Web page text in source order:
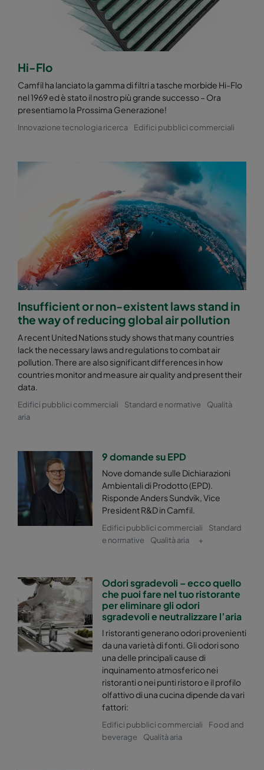
Hi-Flo
Camfil ha lanciato la gamma di filtri a tasche morbide Hi-Flo
nel 1969 ed è stato il nostro più grande successo – Ora
presentiamo la Prossima Generazione!
Innovazione tecnologia ricerca Edifici pubblici commerciali
Insufficient or non-existent laws stand in
the way of reducing global air pollution
A recent United Nations study shows that many countries
lack the necessary laws and regulations to combat air
pollution. There are also significant differences in how
countries monitor and measure air quality and present their
data.
Edifici pubblici commerciali Standard e normative
Qualità
aria
9 domande su EPD
Nove domande sulle Dichiarazioni
Ambientali di Prodotto (EPD).
Risponde Anders Sundvik, Vice
President R&D in Camfil.
Edifici pubblici commerciali
Standard
e normative
Qualità aria +
Odori sgradevoli – ecco quello
che puoi fare nel tuo ristorante
per eliminare gli odori
sgradevoli e neutralizzare l’aria
I ristoranti generano odori provenienti
da una varietà di fonti. Gli odori sono
una delle principali cause di
inquinamento atmosferico nei
ristoranti o nei punti ristoro e il profilo
olfattivo di una cucina dipende da vari
fattori:
Edifici pubblici commerciali
Food and
beverage
Qualità aria